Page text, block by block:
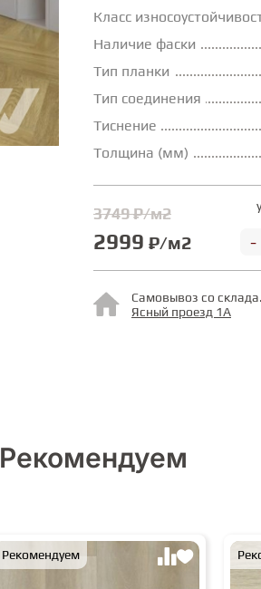
Класс
Наличие фаски
Тип планки
Тип соединения
Тиснение
Толщина (мм)
3749 ₽/м2
2999 ₽/м2 -
Самовывоз со склада.
Ясный проезд 1А
Рекомендуем
Рекомендуем